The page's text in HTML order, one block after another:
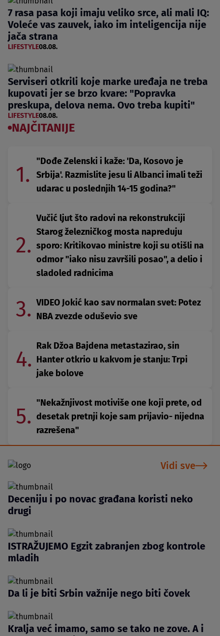
7 rasa pasa koji imaju veliko srce, ali mali IQ:
Voleće vas zauvek, iako im inteligencija nije
jača strana
LIFESTYLE08.08.
Serviseri otkrili koje marke uređaja ne treba
kupovati jer se brzo kvare: "Popravka
preskupa, delova nema. Ovo treba kupiti"
LIFESTYLE08.08.
NAJČITANIJE
1.
"Dođe Zelenski i kaže: 'Da, Kosovo je
Srbija'. Razmislite jesu li Albanci imali teži
udarac u poslednjih 14-15 godina?"
2.
Vučić ljut što radovi na rekonstrukciji
Starog železničkog mosta napreduju
sporo: Kritikovao ministre koji su otišli na
odmor "iako nisu završili posao", a delio i
sladoled radnicima
3. VIDEO Jokić kao sav normalan svet: Potez
NBA zvezde oduševio sve
4.
Rak Džoa Bajdena metastazirao, sin
Hanter otkrio u kakvom je stanju: Trpi
jake bolove
5.
"Nekažnjivost motiviše one koji prete, od
desetak pretnji koje sam prijavio- nijedna
razrešena"
Vidi sve
Deceniju i po novac građana koristi neko
drugi
ISTRAŽUJEMO Egzit zabranjen zbog kontrole
mladih
Da li je biti Srbin važnije nego biti čovek
Kralja već imamo, samo se tako ne zove. A i